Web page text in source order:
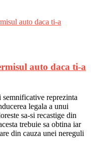
auto daca ti-a
reprezinta
legala a unui
sa-si recastige din
trebuie sa obtina iar
din cauza unei nereguli